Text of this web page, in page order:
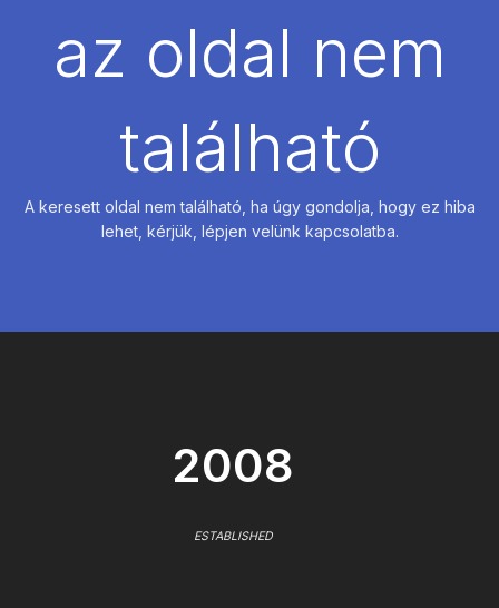
az oldal nem
található
A keresett oldal nem található, ha úgy gondolja, hogy ez hiba
lehet, kérjük, lépjen velünk kapcsolatba.
2008
ESTABLISHED